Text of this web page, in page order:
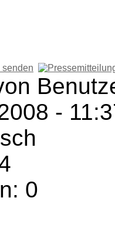
-
0